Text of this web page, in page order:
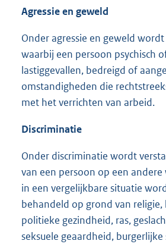
Agressie en geweld
Onder agressie en geweld
waarbij een persoon psychisch
lastiggevallen, bedreigd of
omstandigheden die
met het verrichten van arbeid.
Discriminatie
Onder discriminatie wordt
van een persoon op een
in een vergelijkbare situatie
behandeld op grond van religie,
politieke gezindheid, ras,
seksuele geaardheid,